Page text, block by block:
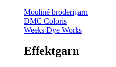
Mouliné broderigarn
DMC Coloris
Weeks Dye Works
Effektgarn